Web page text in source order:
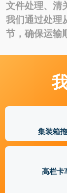
文件处理、清
我们通过处理
节，确保运输
集装箱
高栏卡